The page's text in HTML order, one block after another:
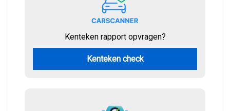
Kenteken rapport opvragen?
Kenteken check